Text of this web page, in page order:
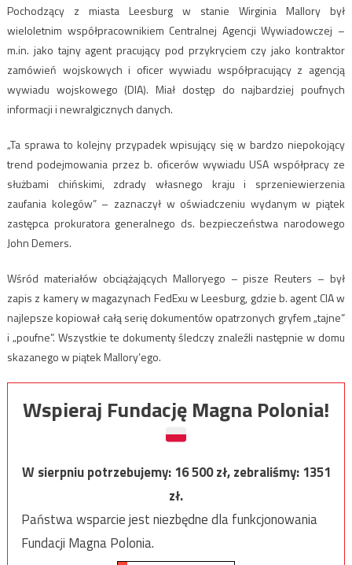
Pochodzący z miasta Leesburg w stanie Wirginia Mallory był
wieloletnim współpracownikiem Centralnej Agencji Wywiadowczej –
m.in. jako tajny agent pracujący pod przykryciem czy jako kontraktor
zamówień wojskowych i oficer wywiadu współpracujący z agencją
wywiadu wojskowego (DIA). Miał dostęp do najbardziej poufnych
informacji i newralgicznych danych.
„Ta sprawa to kolejny przypadek wpisujący się w bardzo niepokojący
trend podejmowania przez b. oficerów wywiadu USA współpracy ze
służbami chińskimi, zdrady własnego kraju i sprzeniewierzenia
zaufania kolegów” – zaznaczył w oświadczeniu wydanym w piątek
zastępca prokuratora generalnego ds. bezpieczeństwa narodowego
John Demers.
Wśród materiałów obciążających Malloryego – pisze Reuters – był
zapis z kamery w magazynach FedExu w Leesburg, gdzie b. agent CIA w
najlepsze kopiował całą serię dokumentów opatrzonych gryfem „tajne”
i „poufne”. Wszystkie te dokumenty śledczy znaleźli następnie w domu
skazanego w piątek Mallory’ego.
Wspieraj Fundację Magna Polonia!
W sierpniu potrzebujemy:16 500zł, zebraliśmy:1351
zł.
Państwa wsparcie jest niezbędne dla funkcjonowania
Fundacji Magna Polonia.